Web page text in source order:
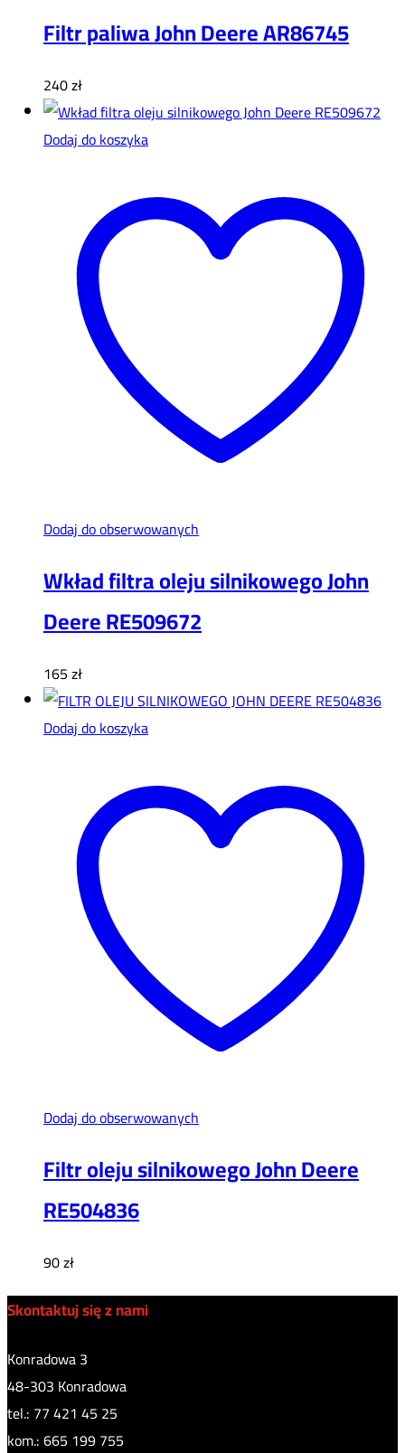
Filtr paliwa John Deere AR86745
240zł
Dodaj do koszyka
Dodaj do obserwowanych
Wkład filtra oleju silnikowego John
Deere RE509672
165zł
Dodaj do koszyka
Dodaj do obserwowanych
Filtr oleju silnikowego John Deere
RE504836
90zł
Skontaktuj się z nami
Konradowa 3
48-303 Konradowa
tel.: 77 421 45 25
kom.: 665 199 755